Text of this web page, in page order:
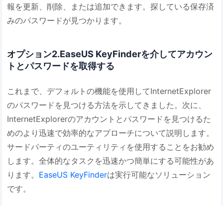
報を更新、削除、または追加できます。探している保存済
みのパスワードが見つかります。
オプション2.EaseUS KeyFinderを介してアカウン
トとパスワードを取得する
これまで、デフォルトの機能を使用してInternetExplorer
のパスワードを見つける方法を示してきました。次に、
InternetExplorerのアカウントとパスワードを見つけるた
めのより迅速で効率的なアプローチについて説明します。
サードパーティのユーティリティを使用することをお勧め
します。全体的なタスクを迅速かつ簡単にする可能性があ
ります。 EaseUS KeyFinderは実行可能なソリューション
です。